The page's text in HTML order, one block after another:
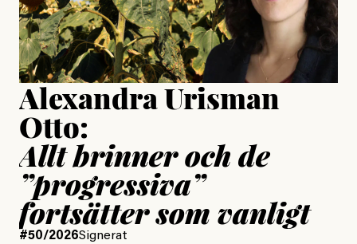
Publicerad15 July, 2026
Uppdaterad15 July, 2026
Alexandra Urisman
Otto:
Allt brinner och de
”progressiva”
fortsätter som vanligt
#50/2026Signerat